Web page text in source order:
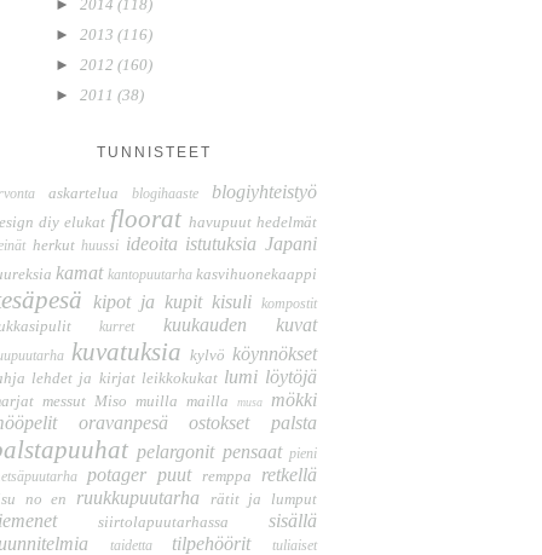
►2014(118)
►2013(116)
► 2012(160)
► 2011(38)
TUNNISTEET
askartelua blogihaaste blogiyhteistyö
diy elukat floorat havupuut hedelmät
herkut huussi ideoita istutuksia Japani
kamat kantopuutarha kasvihuonekaappi
kipot ja kupit kisuli kompostit
kurret kuukauden kuvat
kuvatuksia kylvö köynnökset
lehdet ja kirjat leikkokukat lumi löytöjä
messut Miso muilla mailla musa
mökki
oravanpesä ostokset palsta
pelargonit pensaat pieni
potager puut remppa retkellä
no en ruukkupuutarha rätit ja lumput
siirtolapuutarhassa
sisällä
taidetta tilpehöörit tuliaiset